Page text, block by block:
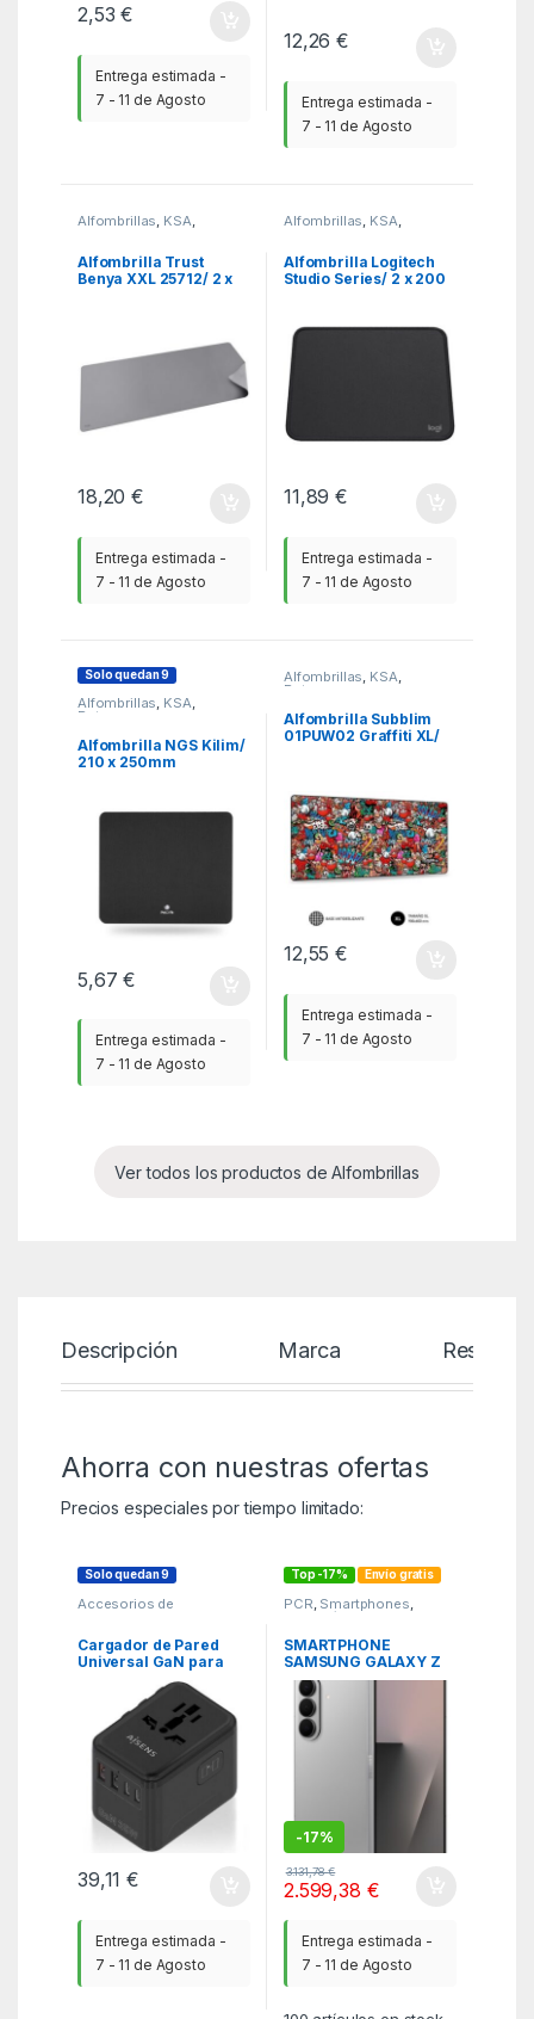
2,53€
Entrega estimada -
7 - 11 de Agosto
12,26€
Entrega estimada -
7 - 11 de Agosto
Alfombrillas KSA
Alfombrilla Trust
Benya XXL 25712/ 2 x
18,20€
Entrega estimada -
7 - 11 de Agosto
Alfombrillas KSA
Alfombrilla Logitech
Studio Series/ 2 x 200
11,89€
Entrega estimada -
7 - 11 de Agosto
Solo quedan 9
Alfombrillas, KSA,
Ratones
Alfombrilla NGS Kilim/
210 x 250mm
5,67€
Entrega estimada -
7 - 11 de Agosto
Alfombrillas, KSA,
Ratones
Alfombrilla Subblim
01PUW02 Graffiti XL/
12,55€
Entrega estimada -
7 - 11 de Agosto
Ver todos los productos de Alfombrillas
Descripción Marca Reseñas
Ahorra con nuestras ofertas
Precios especiales por tiempo limitado:
Solo quedan 9
Accesorios de
KSA
Cargador de Pared
Universal GaN para
Viaje Aisens ASPS-
2A3C09-BK/ Toma de
Corriente Universal/
3xUSB Tipo-C/ 2xUSB/
35W
39,11€
Entrega estimada -
7 - 11 de Agosto
Top -17% Envío gratis
PCR Smartphones
Telefonía
SMARTPHONE
SAMSUNG GALAXY Z
FOLD7 12GB/256GB
SILVER
-17%
3.131,78€
2.599,38 €
Entrega estimada -
7 - 11 de Agosto